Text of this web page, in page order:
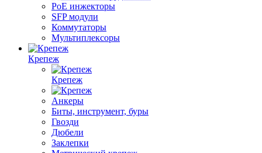
PoE инжекторы
SFP модули
Коммутаторы
Мультиплексоры
Крепеж
Крепеж
Анкеры
Биты, инструмент, буры
Гвозди
Дюбели
Заклепки